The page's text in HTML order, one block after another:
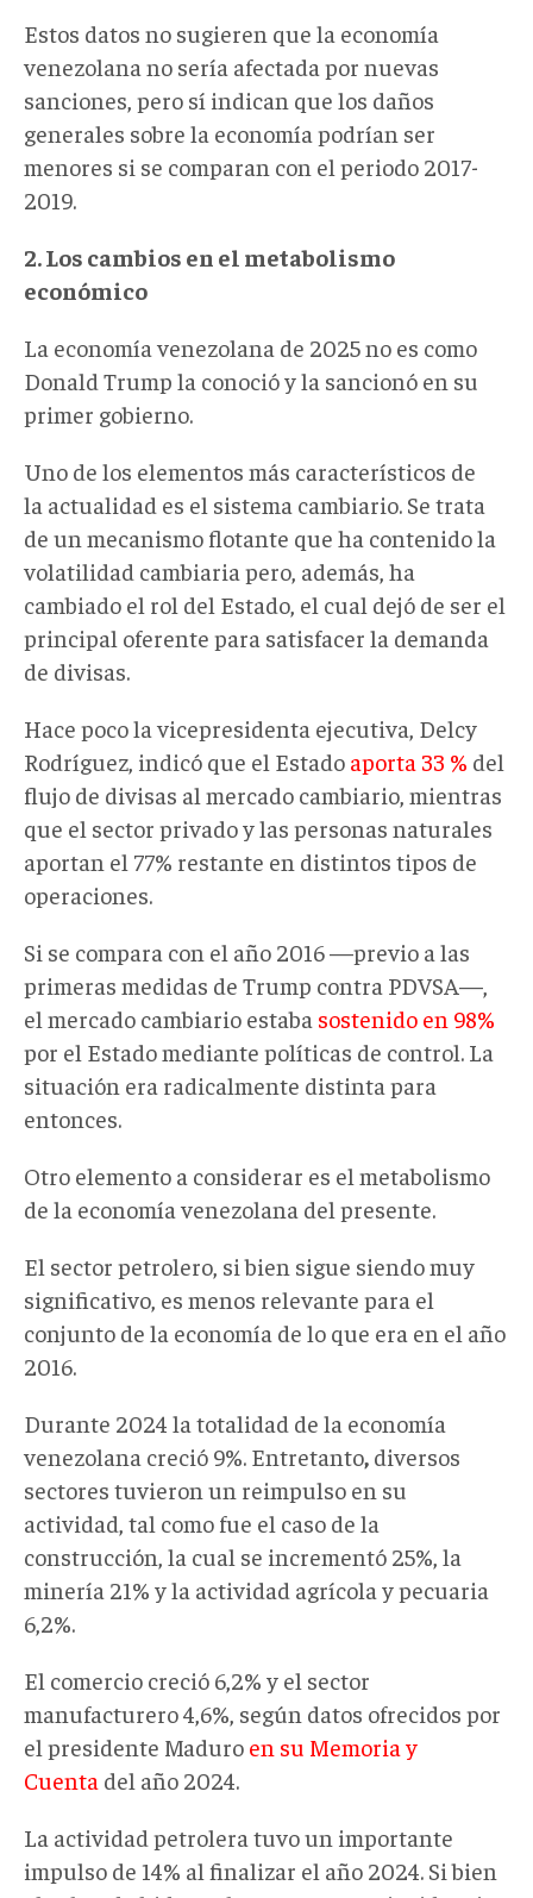
Estos datos no sugieren que la economía
venezolana no sería afectada por nuevas
sanciones, pero sí indican que los daños
generales sobre la economía podrían ser
menores si se comparan con el periodo 2017-
2019.
2. Los cambios en el metabolismo
económico
La economía venezolana de 2025 no es como
Donald Trump la conoció y la sancionó en su
primer gobierno.
Uno de los elementos más característicos de
la actualidad es el sistema cambiario. Se trata
de un mecanismo flotante que ha contenido la
volatilidad cambiaria pero, además, ha
cambiado el rol del Estado, el cual dejó de ser el
principal oferente para satisfacer la demanda
de divisas.
Hace poco la vicepresidenta ejecutiva, Delcy
Rodríguez, indicó que el Estado aporta 33 % del
flujo de divisas al mercado cambiario, mientras
que el sector privado y las personas naturales
aportan el 77% restante en distintos tipos de
operaciones.
Si se compara con el año 2016 —previo a las
primeras medidas de Trump contra PDVSA—,
el mercado cambiario estaba sostenido en 98%
por el Estado mediante políticas de control. La
situación era radicalmente distinta para
entonces.
Otro elemento a considerar es el metabolismo
de la economía venezolana del presente.
El sector petrolero, si bien sigue siendo muy
significativo, es menos relevante para el
conjunto de la economía de lo que era en el año
2016.
Durante 2024 la totalidad de la economía
venezolana creció 9%. Entretanto, diversos
sectores tuvieron un reimpulso en su
actividad, tal como fue el caso de la
construcción, la cual se incrementó 25%, la
minería 21% y la actividad agrícola y pecuaria
6,2%.
El comercio creció 6,2% y el sector
manufacturero 4,6%, según datos ofrecidos por
el presidente Maduro en su Memoria y
Cuenta del año 2024.
La actividad petrolera tuvo un importante
impulso de 14% al finalizar el año 2024. Si bien